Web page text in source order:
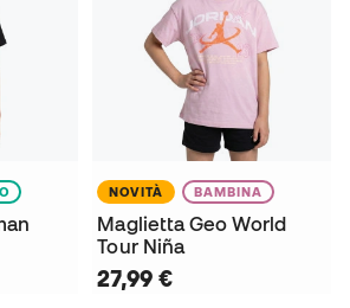
NOVITÀ BAMBINA
Maglietta Geo World
Tour Niña
27,99 €